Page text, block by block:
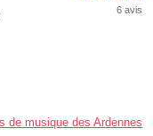
6 avis
de musique des Ardennes